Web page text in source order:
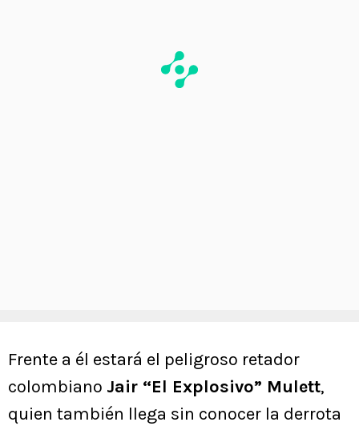
Frente a él estará el peligroso retador
colombiano Jair “El Explosivo” Mulett,
quien también llega sin conocer la derrota